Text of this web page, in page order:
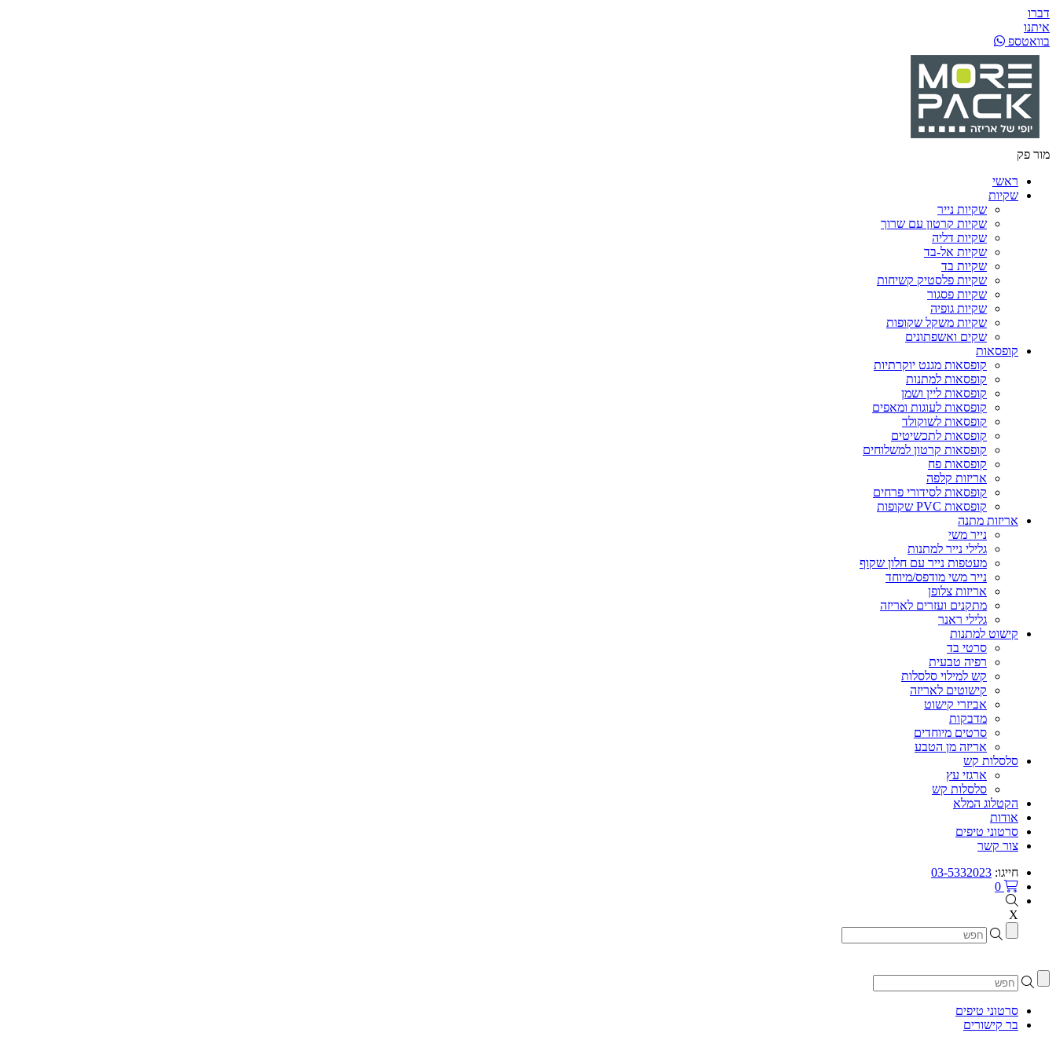
דברו
איתנו
בוואטספ
מור פק
ראשי
שקיות
שקיות נייר
שקיות קרטון עם שרוך
שקיות דליה
שקיות אל-בד
שקיות בד
שקיות פלסטיק קשיחות
שקיות פסגור
שקיות גופיה
שקיות משקל שקופות
שקים ואשפתונים
קופסאות
קופסאות מגנט יוקרתיות
קופסאות למתנות
קופסאות ליין ושמן
קופסאות לעוגות ומאפים
קופסאות לשוקולד
קופסאות לתכשיטים
קופסאות קרטון למשלוחים
קופסאות פח
אריזות קלפה
קופסאות לסידורי פרחים
קופסאות PVC שקופות
אריזות מתנה
נייר משי
גלילי נייר למתנות
מעטפות נייר עם חלון שקוף
נייר משי מודפס/מיוחד
אריזות צלופן
מתקנים ועזרים לאריזה
גלילי ראנר
קישוט למתנות
סרטי בד
רפיה טבעית
קש למילוי סלסלות
קישוטים לאריזה
אביזרי קישוט
מדבקות
סרטים מיוחדים
אריזה מן הטבע
סלסלות קש
ארגזי עץ
סלסלות קש
הקטלוג המלא
אודות
סרטוני טיפים
צור קשר
חייגו: 03-5332023
0
X
סרטוני טיפים
בר קישורים